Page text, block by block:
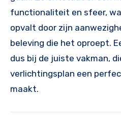
functionaliteit en sfeer,
opvalt door zijn
beleving die het oproept.
dus bij de juiste vakman,
verlichtingsplan een
maakt.